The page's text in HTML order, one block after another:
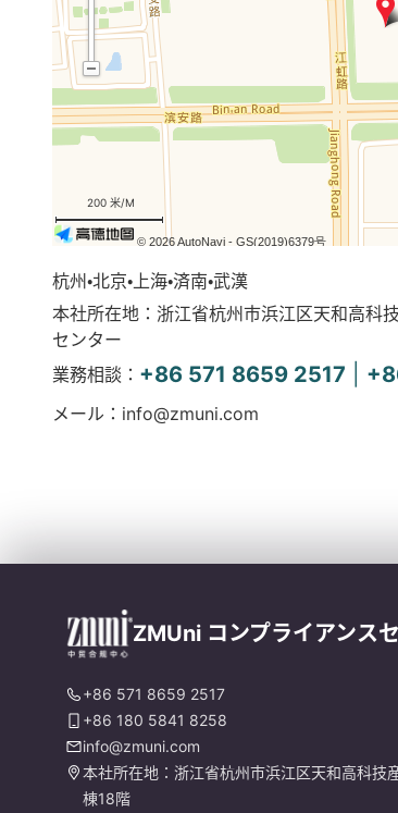
200 米/M
© 2026 AutoNavi - GS(2019)6379号
杭州・北京・上海・済南・武漢
本社所在地：浙江省杭州市浜江区天和高科
センター
業務相談： +86 571 8659 2517
メール：info@zmuni.com
ZMUni コンプライアンス
+86 571 8659 2517
+86 180 5841 8258
info@zmuni.com
本社所在地：浙江省杭州市浜江区天和高科技
棟18階